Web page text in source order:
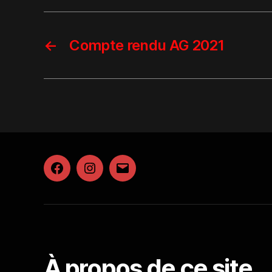
← Compte rendu AG 2021
FacebookInstagram
E-